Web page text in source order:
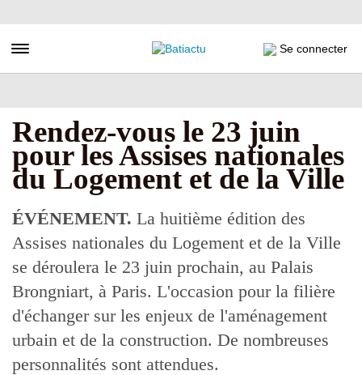
au
principal
Toggle navigation Se connecter
Rendez-vous le 23 juin
pour les Assises nationales
du Logement et de la Ville
ÉVÉNEMENT. La huitième édition des
Assises nationales du Logement et de la Ville
se déroulera le 23 juin prochain, au Palais
Brongniart, à Paris. L'occasion pour la filière
d'échanger sur les enjeux de l'aménagement
urbain et de la construction. De nombreuses
personnalités sont attendues.